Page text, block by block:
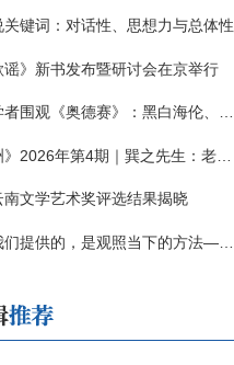
关键词：对话性、思想力与总体性
谣》新书发布暨研讨会在京举行
奥德赛》：黑白海伦、佩涅罗佩的别针与神秘入侵者
年第4期｜巽之先生：老兵朱向前侧记三题
南文学艺术奖评选结果揭晓
的，是观照当下的方法——历史题材非虚构写作多人谈